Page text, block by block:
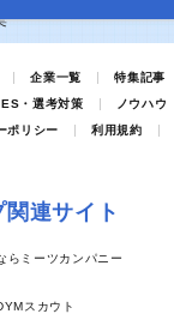
企業一覧 特集記事
ES・選考対策 ノウハウ
ポリシー
利用規約
連サイト
らミーツカンパニー
スカウト